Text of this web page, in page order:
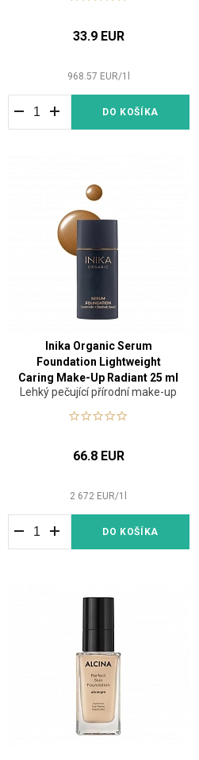
33.9 EUR
968.57 EUR/1
DO KOŠÍKA
Inika Organic Serum
Foundation Lightweight
Caring Make-Up Radiant 25 ml
Lehký pečující přírodní make-up
66.8 EUR
2 672 EUR/1
DO KOŠÍKA